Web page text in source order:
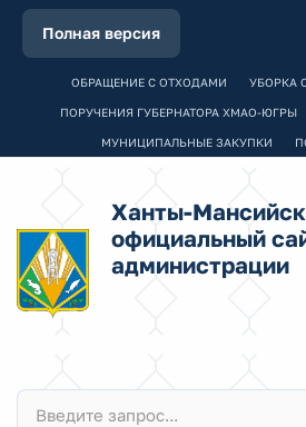
Полная версия
ОБРАЩЕНИЕ С ОТХОДАМИ УБОРКА
ПОРУЧЕНИЯ ГУБЕРНАТОРА ХМАО-ЮГРЫ
МУНИЦИПАЛЬНЫЕ ЗАКУПКИ
Ханты-
официальный
администрации